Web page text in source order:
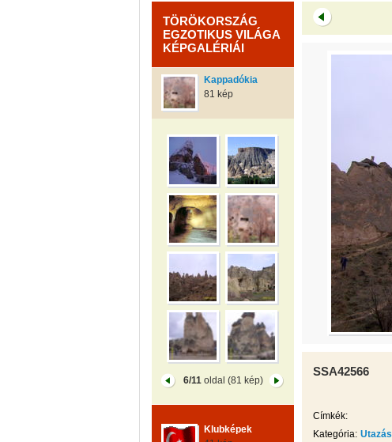
TÖRÖKORSZÁG
EGZOTIKUS VILÁGA
KÉPGALÉRIÁI
Kappadókia
81 kép
6/11oldal (81 kép)
Klubképek
SSA42566
Címkék:
Kategória: Utazás